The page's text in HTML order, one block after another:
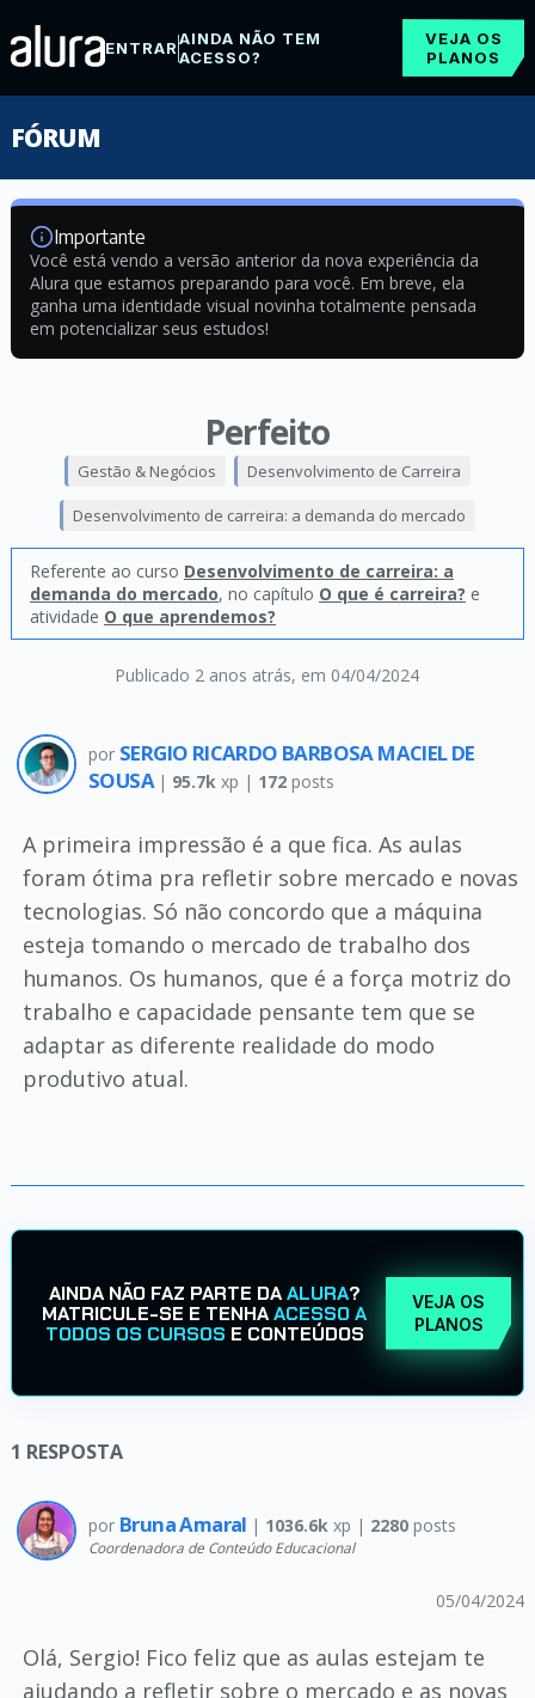
ENTRARAINDA NÃO TEM
ACESSO?
VEJA OS
PLANOS
FÓRUM
Importante
Você está vendo a versão anterior da nova experiência da
Alura que estamos preparando para você. Em breve, ela
ganha uma identidade visual novinha totalmente pensada
em potencializar seus estudos!
Perfeito
Publicado 2 anos atrás, em 04/04/2024
Gestão & Negócios Desenvolvimento de Carreira
Desenvolvimento de carreira: a demanda do mercado
Referente ao curso Desenvolvimento de carreira: a
demanda do mercado, no capítulo O que é carreira? e
atividade O que aprendemos?
por SERGIO RICARDO BARBOSA MACIEL DE
SOUSA | 95.7k xp | 172 posts
A primeira impressão é a que fica. As aulas
foram ótima pra refletir sobre mercado e novas
tecnologias. Só não concordo que a máquina
esteja tomando o mercado de trabalho dos
humanos. Os humanos, que é a força motriz do
trabalho e capacidade pensante tem que se
adaptar as diferente realidade do modo
produtivo atual.
AINDA NÃO FAZ PARTE DAALURA?
MATRICULE-SE E TENHAACESSO A
TODOS OS CURSOS E CONTEÚDOS
VEJA OS
PLANOS
1 RESPOSTA
por Bruna Amaral | 1036.6k xp | 2280 posts
Coordenadora de Conteúdo Educacional
05/04/2024
Olá, Sergio! Fico feliz que as aulas estejam te
ajudando a refletir sobre o mercado e as novas